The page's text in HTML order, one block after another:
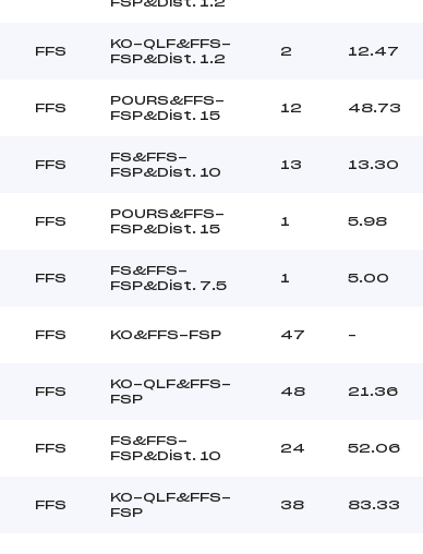
FFS
KO-QLF&FFS-
FSP&Dist. 1.2
2 12.47
FFS
POURS&FFS-
FSP&Dist. 15
12 48.73
FFS
FS&FFS-
FSP&Dist. 10
13 13.30
FFS
POURS&FFS-
FSP&Dist. 15
1 5.98
FFS
FS&FFS-
FSP&Dist. 7.5
1 5.00
FFS KO&FFS-FSP 47 –
FFS
KO-QLF&FFS-
FSP
48 21.36
FFS
FS&FFS-
FSP&Dist. 10
24 52.06
FFS
KO-QLF&FFS-
FSP
38 83.33